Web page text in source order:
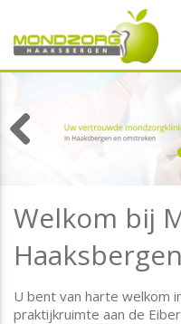
Welkom bij
Haaksbergen
U bent van harte welkom
praktijkruimte aan de